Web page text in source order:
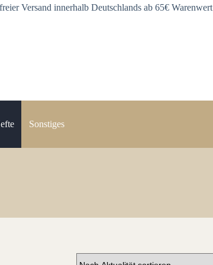
Versand innerhalb Deutschlands ab 65€ Warenwert
Sonstiges